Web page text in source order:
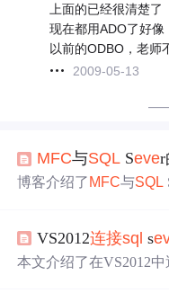
上面的已经很清楚了
现在都用ADO了好像
以前的ODBO，老师
2009-05-13
MFC与SQL Sever
博客介绍了 MFC与SQL
要开启数据库自启动服
变量定义及初始化函数
VS2012连接sql s
本文介绍了在VS2012